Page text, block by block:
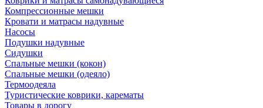
Компрессионные мешки
Кровати и матрасы надувные
Насосы
Подушки надувные
Сидушки
Спальные мешки (кокон)
Спальные мешки (одеяло)
Термоодеяла
Туристические коврики, карематы
Товары в дорогу